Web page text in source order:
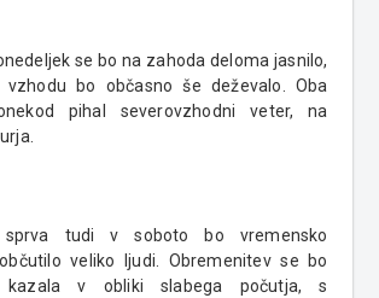
se bo na zahoda deloma jasnilo,
bo občasno še deževalo. Oba
pihal severovzhodni veter, na
tudi v soboto bo vremensko
veliko ljudi. Obremenitev se bo
kazala v obliki slabega počutja, s